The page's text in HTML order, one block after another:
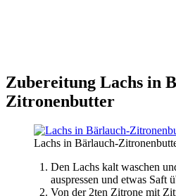
Zubereitung Lachs in
Zitronenbutter
Lachs in Bärlauch-
Den Lachs kalt waschen
auspressen und etwas Saft
Von der 2ten Zitrone mit